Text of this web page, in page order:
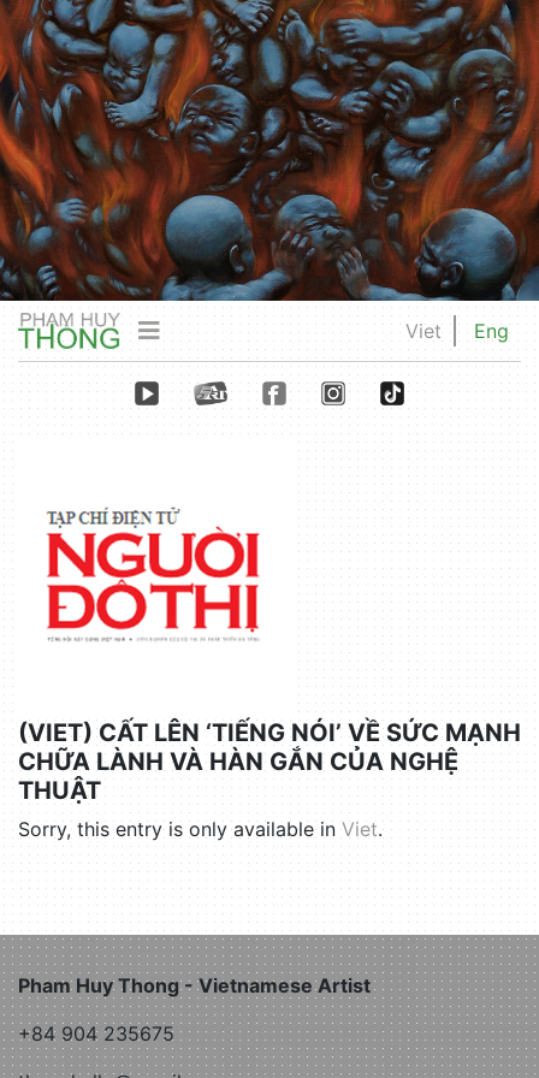
Viet Eng
(VIET) CẤT LÊN ‘TIẾNG NÓI’ VỀ SỨC MẠNH
CHỮA LÀNH VÀ HÀN GẮN CỦA NGHỆ
THUẬT
Sorry, this entry is only available inViet.
Pham Huy Thong - Vietnamese Artist
+84 904 235675